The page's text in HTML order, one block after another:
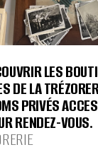
LES
DE LA
PRIVÉS
RENDEZ-VOUS.